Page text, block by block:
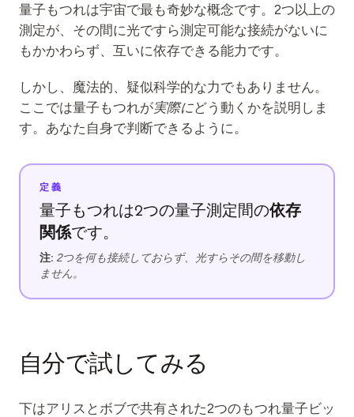
アクティビティ
ガイド
学習
イベント
コミュニティ
量子セキュリティ
私たちについて
私たちのストーリー
お問い合わせ
量子もつれは宇宙で最も奇妙な概念です。2つ以上の
測定が、その間に光ですら測定可能な接続がないに
もかかわらず、互いに依存できる能力です。
しかし、魔法的、疑似科学的な力でもありません。
ここでは量子もつれが実際にどう動くかを説明しま
す。あなた自身で判断できるように。
定義
量子もつれは2つの量子測定間の依存
関係です。
注: 2つを何も接続しておらず、光すらその間を移動し
ません。
自分で試してみる
下はアリスとボブで共有された2つのもつれ量子ビッ